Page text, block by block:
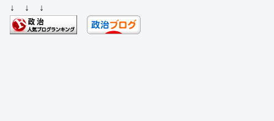
b
d
y
↓ ↓ ↓